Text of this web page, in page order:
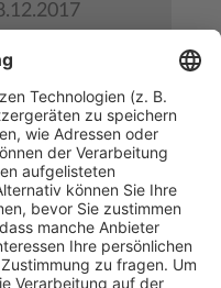
3-8017-2833-5